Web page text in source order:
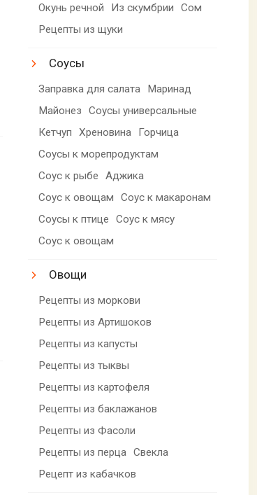
Окунь речной
Из скумбрии
Сом
Рецепты из щуки
Соусы
Заправка для салата
Маринад
Майонез
Соусы универсальные
Кетчуп
Хреновина
Горчица
Соусы к морепродуктам
Соус к рыбе
Аджика
Соус к овощам
Соус к макаронам
Соусы к птице
Соус к мясу
Соус к овощам
Овощи
Рецепты из моркови
Рецепты из Артишоков
Рецепты из капусты
Рецепты из тыквы
Рецепты из картофеля
Рецепты из баклажанов
Рецепты из Фасоли
Рецепты из перца Свекла
Рецепт из кабачков